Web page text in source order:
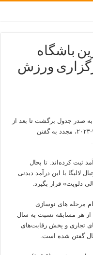
باشگاه
&#۸۲۱۱; خبرگزاری ورزش
صدر جدول برگشت تا بعد از
کسب درآمد ۸۳۱ میلیون یورو در فصل ۲۰۲۲-۲۰۲۳، مجدد به گفتن
ثبت کرده‌اند. تا بحال
لالیگا با این درآمد دیدنی
دلویت» قرار بگیرد.
مرحله های نوسازی
از هر مسابقه نسبت به سال
تجاری و پخش رقابت‌های
گفتن شده است.